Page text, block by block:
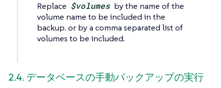
Replace $volumes by the name of the
volume name to be included in the
backup. or by a comma separated list of
volumes to be included.
2.4. データベースの手動バックアップの実行